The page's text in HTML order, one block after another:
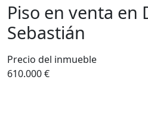
Piso en venta en
Sebastián
Precio del inmueble
610.000 €